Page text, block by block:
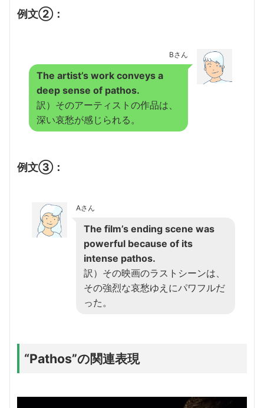
例文②：
Bさん
The artist’s work conveys a
deep sense of pathos.
訳）そのアーティストの作品は、
深い哀愁が感じられる。
例文③：
Aさん
The film’s ending scene was
powerful because of its
intense pathos.
訳）その映画のラストシーンは、
その強烈な哀愁ゆえにパワフルだ
った。
“Pathos”の関連表現